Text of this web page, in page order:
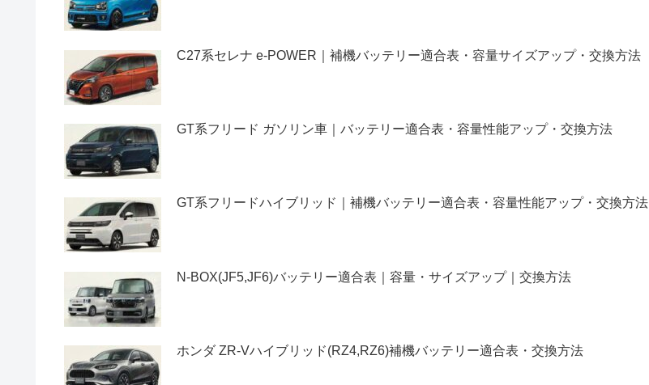
C27系セレナ e-POWER｜補機バッテリー適合表・容量サイズアップ・交換方法
GT系フリード ガソリン車｜バッテリー適合表・容量性能アップ・交換方法
GT系フリードハイブリッド｜補機バッテリー適合表・容量性能アップ・交換方法
N-BOX(JF5,JF6)バッテリー適合表｜容量・サイズアップ｜交換方法
ホンダ ZR-Vハイブリッド(RZ4,RZ6)補機バッテリー適合表・交換方法